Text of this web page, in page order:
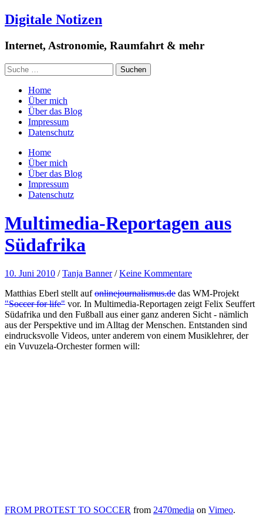
Digitale Notizen
Internet, Astronomie, Raumfahrt & mehr
Home
Über mich
Über das Blog
Impressum
Datenschutz
Home
Über mich
Über das Blog
Impressum
Datenschutz
Multimedia-Reportagen aus
Südafrika
10. Juni 2010 /Tanja Banner /Keine Kommentare
Matthias Eberl stellt aufonlinejournalismus.de das WM-Projekt
"Soccer for life" vor. In Multimedia-Reportagen zeigt Felix Seuffert
Südafrika und den Fußball aus einer ganz anderen Sicht - nämlich
aus der Perspektive und im Alltag der Menschen. Entstanden sind
eindrucksvolle Videos, unter anderem von einem Musiklehrer, der
ein Vuvuzela-Orchester formen will:
FROM PROTEST TO SOCCER from 2470media on Vimeo.